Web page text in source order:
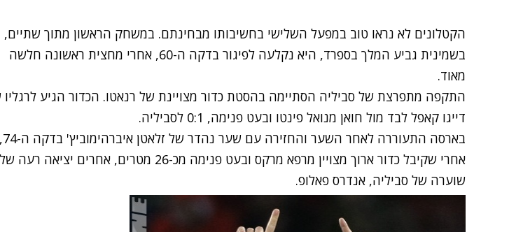
הקטלונים לא נראו טוב במפעל השלישי בחשיבותו מבחינתם. במשחק הראשון מתוך שתיים,
בשמינית גביע המלך בספרד, היא נקלעה לפיגור בדקה ה-60, אחרי מחצית ראשונה חלשה
מאוד.
התקפה מתפרצת של סביליה הסתיימה בהסטת כדור מצויינת של רנאטו. הכדור הגיע
דייגו קאפל לבד מול חואן מנואל פינטו ובעט פנימה, 0:1 לסביליה.
בארסה התעוררה לאחר השער והחזירה עם שער נהדר של זלאטן איברהימוביץ' בדקה ה-74,
אחרי שקיבל כדור ארוך מצויין מרפא מרקס ובעט פנימה מכ-26 מטרים, אחרים יציאה רעה של
שוערה של סביליה, אנדרס פאלופ.